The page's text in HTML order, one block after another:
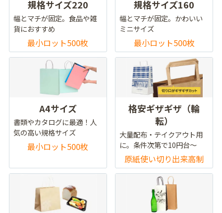
規格サイズ220
幅とマチが固定。食品や雑
貨におすすめ
最小ロット500枚
規格サイズ160
幅とマチが固定。かわいい
ミニサイズ
最小ロット500枚
A4サイズ
書類やカタログに最適！人
気の高い規格サイズ
最小ロット500枚
格安ギザギザ（輪
転）
大量配布・テイクアウト用
に。条件次第で10円台～
原紙使い切り出来高制